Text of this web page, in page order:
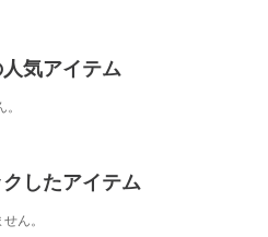
気アイテム
したアイテム
ん。